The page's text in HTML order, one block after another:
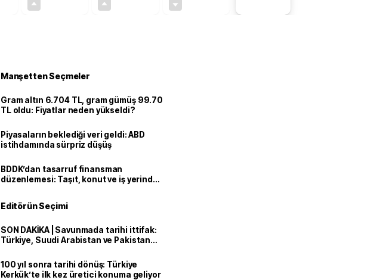
Manşetten Seçmeler
Gram altın 6.704 TL, gram gümüş 99.70
TL oldu: Fiyatlar neden yükseldi?
Piyasaların beklediği veri geldi: ABD
istihdamında sürpriz düşüş
BDDK’dan tasarruf finansman
düzenlemesi: Taşıt, konut ve iş yerinde
Editörün Seçimi
SON DAKİKA | Savunmada tarihi ittifak:
Türkiye, Suudi Arabistan ve Pakistan
100 yıl sonra tarihi dönüş: Türkiye
Kerkük’te ilk kez üretici konuma geliyor